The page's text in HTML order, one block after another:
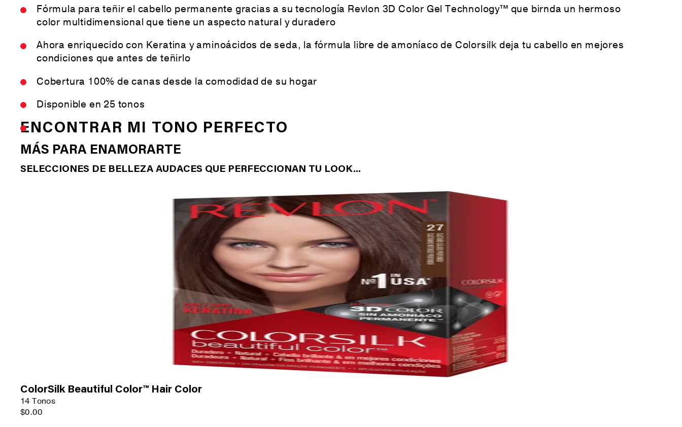
Fórmula para teñir el cabello permanente gracias a su tecnología Revlon 3D Color Gel Technology™ que birnda un hermoso
color multidimensional que tiene un aspecto natural y duradero
Ahora enriquecido con Keratina y aminoácidos de seda, la fórmula libre de amoníaco de Colorsilk deja tu cabello en mejores
condiciones que antes de teñirlo
Cobertura 100% de canas desde la comodidad de su hogar
Disponible en 25 tonos
ENCONTRAR MI TONO PERFECTO
MÁS PARA ENAMORARTE
SELECCIONES DE BELLEZA AUDACES QUE PERFECCIONAN TU LOOK...
ColorSilk Beautiful Color™ Hair Color
14 Tonos
$0.00